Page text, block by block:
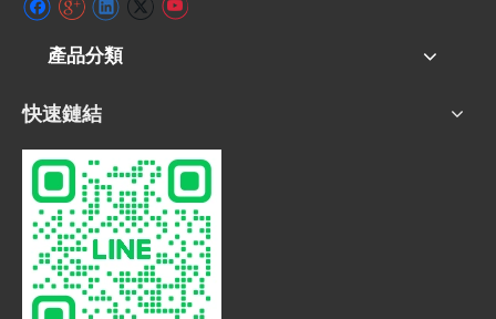
產品分類
快速鏈結